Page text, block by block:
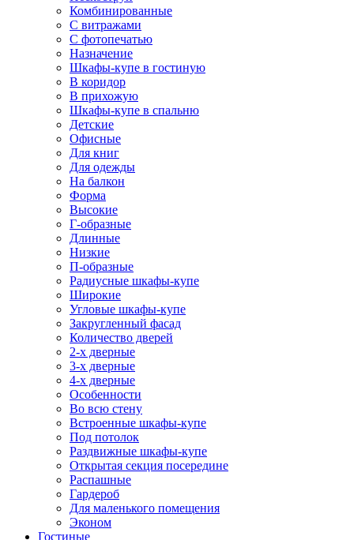
Комбинированные
С витражами
С фотопечатью
Назначение
Шкафы-купе в гостиную
В коридор
В прихожую
Шкафы-купе в спальню
Детские
Офисные
Для книг
Для одежды
На балкон
Форма
Высокие
Г-образные
Длинные
Низкие
П-образные
Радиусные шкафы-купе
Широкие
Угловые шкафы-купе
Закругленный фасад
Количество дверей
2-х дверные
3-х дверные
4-х дверные
Особенности
Во всю стену
Встроенные шкафы-купе
Под потолок
Раздвижные шкафы-купе
Открытая секция посередине
Распашные
Гардероб
Для маленького помещения
Эконом
Гостиные